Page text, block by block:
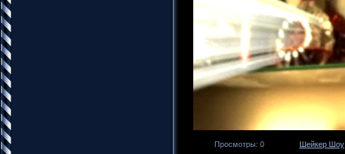
Просмотры: 0 Шейкер Шоу